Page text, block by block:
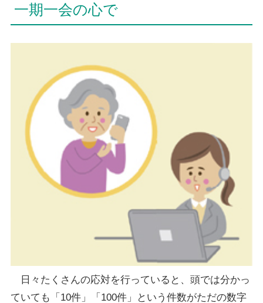
一期一会の心で
日々たくさんの応対を行っていると、頭では分かっ
ていても「10件」「100件」という件数がただの数字